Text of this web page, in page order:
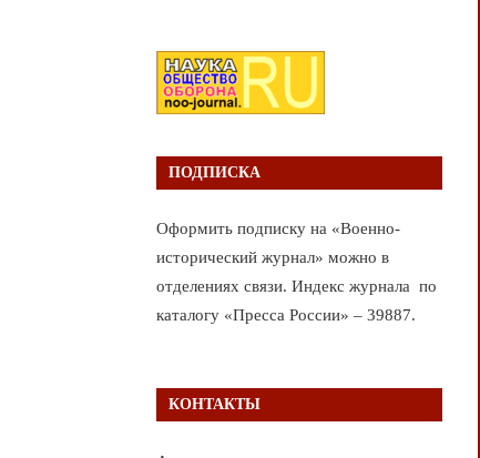
ПОДПИСКА
Оформить подписку на «Военно-
исторический журнал» можно в
отделениях связи. Индекс журнала по
каталогу «Пресса России» – 39887.
КОНТАКТЫ